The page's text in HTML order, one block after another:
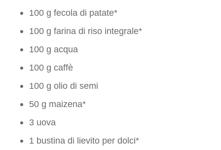
100 g fecola di patate*
100 g farina di riso integrale*
100 g acqua
100 g caffè
100 g olio di semi
50 g maizena*
3 uova
1 bustina di lievito per dolci*